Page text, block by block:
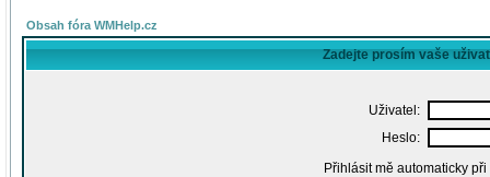
Obsah fóra WMHelp.cz
Zadejte prosím vaše
Uživatel:
Heslo:
Přihlásit mě automaticky